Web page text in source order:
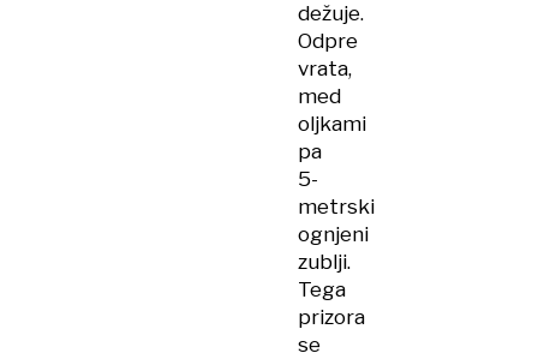
dežuje.
Odpre
vrata,
med
oljkami
pa
5-
metrski
ognjeni
zublji.
Tega
prizora
se